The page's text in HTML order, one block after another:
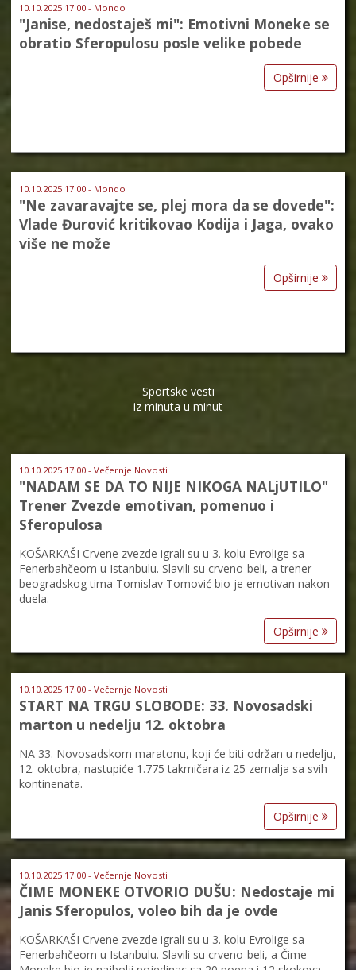
10.10.2025 17:00 - Mondo
"Janise, nedostaješ mi": Emotivni Moneke se
obratio Sferopulosu posle velike pobede
Opširnije
10.10.2025 17:00 - Mondo
"Ne zavaravajte se, plej mora da se dovede":
Vlade Đurović kritikovao Kodija i Jaga, ovako
više ne može
Opširnije
Sportske vesti
iz minuta u minut
10.10.2025 17:00 - Večernje Novosti
"NADAM SE DA TO NIJE NIKOGA NALjUTILO"
Trener Zvezde emotivan, pomenuo i
Sferopulosa
KOŠARKAŠI Crvene zvezde igrali su u 3. kolu Evrolige sa
Fenerbahčeom u Istanbulu. Slavili su crveno-beli, a trener
beogradskog tima Tomislav Tomović bio je emotivan nakon
duela.
Opširnije
10.10.2025 17:00 - Večernje Novosti
START NA TRGU SLOBODE: 33. Novosadski
marton u nedelju 12. oktobra
NA 33. Novosadskom maratonu, koji će biti održan u nedelju,
12. oktobra, nastupiće 1.775 takmičara iz 25 zemalja sa svih
kontinenata.
Opširnije
10.10.2025 17:00 - Večernje Novosti
ČIME MONEKE OTVORIO DUŠU: Nedostaje mi
Janis Sferopulos, voleo bih da je ovde
KOŠARKAŠI Crvene zvezde igrali su u 3. kolu Evrolige sa
Fenerbahčeom u Istanbulu. Slavili su crveno-beli, a Čime